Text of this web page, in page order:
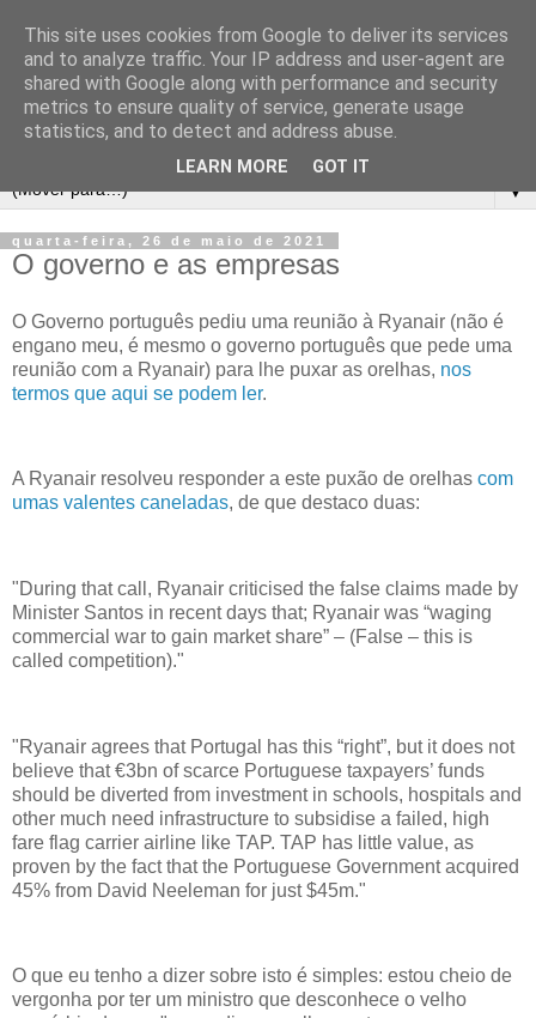
▼
quarta-feira, 26 de maio de 2021
O governo e as empresas
O Governo português pediu uma reunião à Ryanair (não é
engano meu, é mesmo o governo português que pede uma
reunião com a Ryanair) para lhe puxar as orelhas, nos
termos que aqui se podem ler.
A Ryanair resolveu responder a este puxão de orelhas com
umas valentes caneladas, de que destaco duas:
"During that call, Ryanair criticised the false claims made by
Minister Santos in recent days that; Ryanair was “waging
commercial war to gain market share” – (False – this is
called competition)."
"Ryanair agrees that Portugal has this “right”, but it does not
believe that €3bn of scarce Portuguese taxpayers’ funds
should be diverted from investment in schools, hospitals and
other much need infrastructure to subsidise a failed, high
fare flag carrier airline like TAP. TAP has little value, as
proven by the fact that the Portuguese Government acquired
45% from David Neeleman for just $45m."
O que eu tenho a dizer sobre isto é simples: estou cheio de
vergonha por ter um ministro que desconhece o velho
This site uses cookies from Google to deliver its services
and to analyze traffic. Your IP address and user-agent are
shared with Google along with performance and security
metrics to ensure quality of service, generate usage
statistics, and to detect and address abuse.
LEARN MORE GOT IT